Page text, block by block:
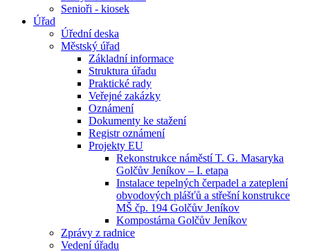
Senioři - kiosek
Úřad
Úřední deska
Městský úřad
Základní informace
Struktura úřadu
Praktické rady
Veřejné zakázky
Oznámení
Dokumenty ke stažení
Registr oznámení
Projekty EU
Rekonstrukce náměstí T. G. Masaryka
Golčův Jeníkov – I. etapa
Instalace tepelných čerpadel a zateplení
obvodových plášťů a střešní konstrukce
MŠ čp. 194 Golčův Jeníkov
Kompostárna Golčův Jeníkov
Zprávy z radnice
Vedení úřadu